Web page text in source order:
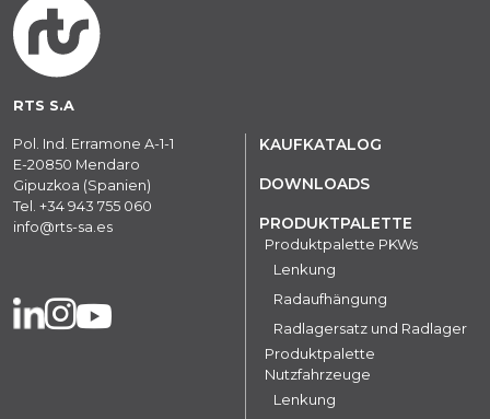
RTS S.A
Pol. Ind. Erramone A-1-1
E-20850 Mendaro
Gipuzkoa (Spanien)
Tel. +34 943 755 060
info@rts-sa.es
KAUFKATALOG
DOWNLOADS
PRODUKTPALETTE
Produktpalette PKWs
Lenkung
Radaufhängung
Radlagersatz und Radlager
Produktpalette
Nutzfahrzeuge
Lenkung